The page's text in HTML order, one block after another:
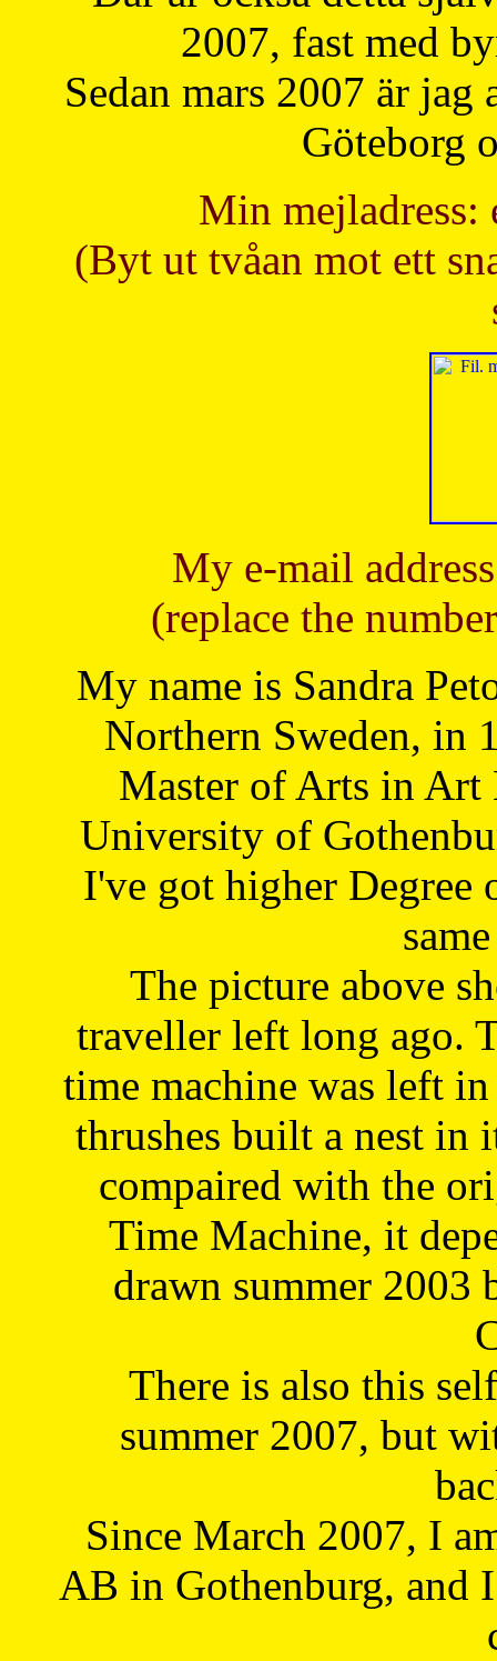
2007, fast med
Sedan mars 2007 är
Göteborg
Min mejladress:
(Byt ut tvåan mot ett
My e-mail
(replace the
My name is Sandra
Northern Sweden, in
Master of Arts in Art
University of
I've got higher Degree
The picture above
traveller left long ago.
time machine was left
thrushes built a nest in
compaired with the
Time Machine, it
drawn summer 2003
There is also this
summer 2007, but
Since March 2007, I
AB in Gothenburg, and